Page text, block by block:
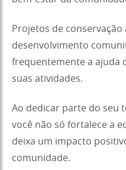
Projetos de
desenvolvimento
frequentemente a ajuda
suas atividades.
Ao dedicar parte do seu
você não só fortalece a
deixa um impacto
comunidade.